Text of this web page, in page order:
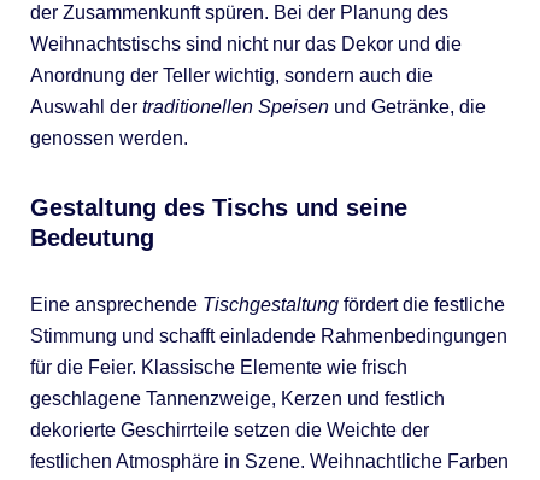
der Zusammenkunft spüren. Bei der Planung des
Weihnachtstischs sind nicht nur das Dekor und die
Anordnung der Teller wichtig, sondern auch die
Auswahl der traditionellen Speisenund Getränke, die
genossen werden.
Gestaltung des Tischs und seine
Bedeutung
Eine ansprechende Tischgestaltungfördert die festliche
Stimmung und schafft einladende Rahmenbedingungen
für die Feier. Klassische Elemente wie frisch
geschlagene Tannenzweige, Kerzen und festlich
dekorierte Geschirrteile setzen die Weichte der
festlichen Atmosphäre in Szene. Weihnachtliche Farben